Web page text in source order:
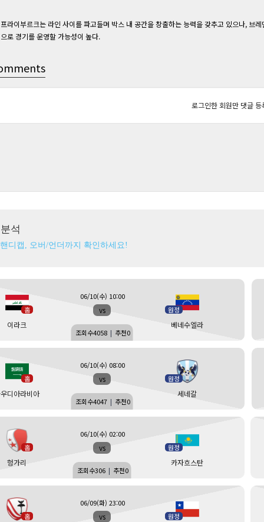
프라이부르크는 라인 사이를 파고들며 박스 내 공간을 창출하는 능력을 갖추고 있으나, 브
으로 경기를 운영할 가능성이 높다.
로그인한 회원만 댓글
석
디캡, 오버/언더까지 확인하세요!
홈
이라크
vs 원정
베네수엘라
06/10(수) 10:00
조회수4058 | 추천0
홈
디아라비아
vs 원정
세네갈
06/10(수) 08:00
조회수4047 | 추천0
홈
헝가리
vs 원정
카자흐스탄
06/10(수) 02:00
조회수306 | 추천0
홈 vs 원정
06/09(화) 23:00